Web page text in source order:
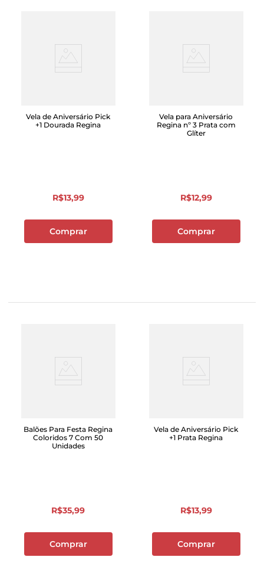
Vela de Aniversário Pick
+1 Dourada Regina
R$13,99
Comprar
Vela para Aniversário
Regina nº 3 Prata com
Glíter
R$12,99
Comprar
Balões Para Festa Regina
Coloridos 7 Com 50
Unidades
R$35,99
Comprar
Vela de Aniversário Pick
+1 Prata Regina
R$13,99
Comprar